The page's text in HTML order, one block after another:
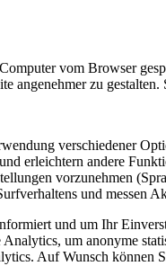
vom Browser
angenehmer zu
verschiedener
erleichtern andere
vorzunehmen
und
und um Ihr
um anonyme
Auf Wunsch können